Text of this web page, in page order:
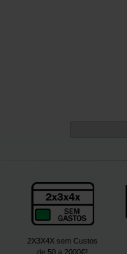
2X3X4X sem Custos
de 50 a 2000€²